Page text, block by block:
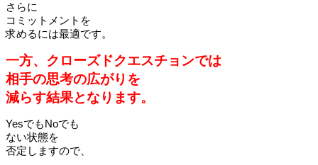
さらに
コミットメントを
求めるには最適です。
一方、クローズドクエスチョンでは
相手の思考の広がりを
減らす結果となります。
YesでもNoでも
ない状態を
否定しますので、